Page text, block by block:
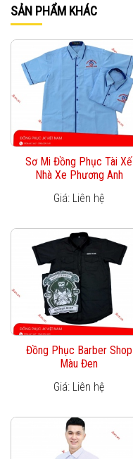
SẢN PHẨM KHÁC
Sơ Mi Đồng Phục Tài Xế
Nhà Xe Phương Anh
Giá: Liên hệ
Đồng Phục Barber Shop
Màu Đen
Giá: Liên hệ